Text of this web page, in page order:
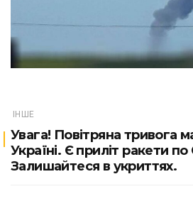
ІНШЕ
Увага! Повітряна тривога
Україні. Є приліт ракети
Залишайтеся в укриттях.